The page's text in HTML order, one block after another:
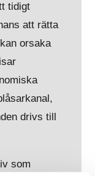
tidigt
att rätta
orsaka
drivs till
som